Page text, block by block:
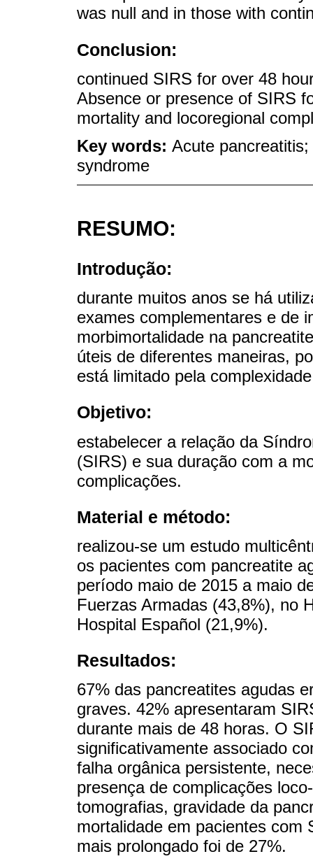
was null and in those with
Conclusion:
continued SIRS for over 48
Absence or presence of SIRS
mortality and locoregional
Key words: Acute
syndrome
RESUMO:
Introdução:
durante muitos anos se há
exames complementares e de
morbimortalidade na
úteis de diferentes maneiras,
está limitado pela
Objetivo:
estabelecer a relação da
(SIRS) e sua duração com a
complicações.
Material e método:
realizou-se um estudo
os pacientes com pancreatite
período maio de 2015 a maio
Fuerzas Armadas (43,8%), no
Hospital Español (21,9%).
Resultados:
67% das pancreatites agudas
graves. 42% apresentaram
durante mais de 48 horas. O
significativamente associado
falha orgânica persistente,
presença de complicações
tomografias, gravidade da
mortalidade em pacientes com
mais prolongado foi de 27%.